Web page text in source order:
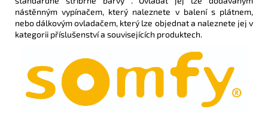
nástěnným vypínačem, který naleznete v balení s plátnem,
nebo dálkovým ovladačem, který lze objednat a naleznete jej v
kategorii příslušenství a souvisejících produktech.